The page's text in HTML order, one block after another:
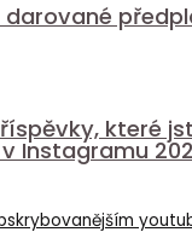
které
Instagramu